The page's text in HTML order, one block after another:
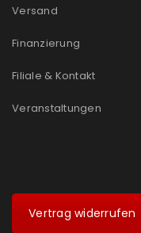
Versand
Finanzierung
Filiale & Kontakt
Veranstaltungen
Vertrag widerrufen